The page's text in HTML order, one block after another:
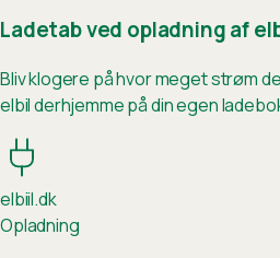
Ladetab ved opladning af
Bliv klogere på hvor meget strøm
elbil derhjemme på din egen
elbiil.dk
Opladning